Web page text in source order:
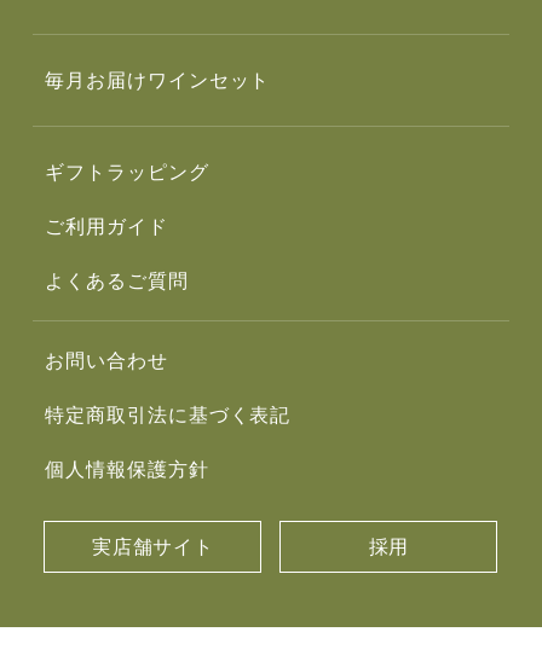
毎月お届けワインセット
ギフトラッピング
ご利用ガイド
よくあるご質問
お問い合わせ
特定商取引法に基づく表記
個人情報保護方針
実店舗サイト 採用